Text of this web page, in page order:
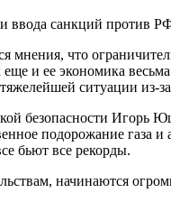
ввода санкций
мнения, что
и ее экономика
ситуации из-
безопасности Игорь
подорожание газа
бьют все рекорды.
начинаются